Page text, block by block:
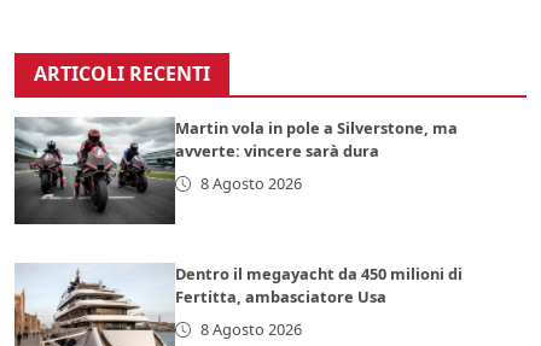
ARTICOLI RECENTI
Martin vola in pole a Silverstone, ma
avverte: vincere sarà dura
8 Agosto 2026
Dentro il megayacht da 450 milioni di
Fertitta, ambasciatore Usa
8 Agosto 2026